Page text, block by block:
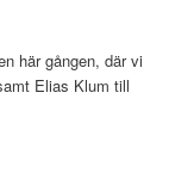
här gången, där vi
Elias Klum till